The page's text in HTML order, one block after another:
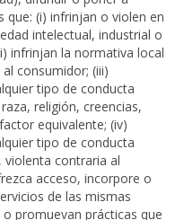
que: (i) infrinjan o violen en
intelectual, industrial o
infrinjan la normativa local
consumidor; (iii)
tipo de conducta
religión, creencias,
equivalente; (iv)
tipo de conducta
contraria al
acceso, incorpore o
de las mismas
promuevan prácticas que